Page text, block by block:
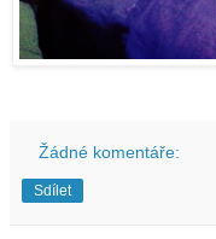
Žádné komentáře:
Sdílet